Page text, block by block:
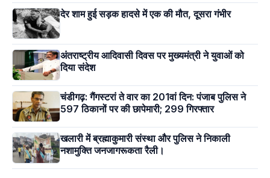
देर शाम हुई सड़क हादसे में एक की मौत, दूसरा गंभीर
अंतराष्ट्रीय आदिवासी दिवस पर मुख्यमंत्री ने युवाओं को
दिया संदेश
चंडीगढ़: गैंगस्टरां ते वार का 201वां दिन: पंजाब पुलिस ने
597 ठिकानों पर की छापेमारी; 299 गिरफ्तार
खलारी में ब्रह्माकुमारी संस्था और पुलिस ने निकाली
नशामुक्ति जनजागरूकता रैली।